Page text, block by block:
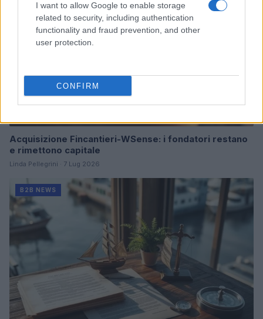
I want to allow Google to enable storage
related to security, including authentication
functionality and fraud prevention, and other
user protection.
CONFIRM
Acquisizione Fincantieri-WSense: i fondatori restano
e rimettono capitale
Linda Pellegrini · 7 Lug 2026
B2B NEWS